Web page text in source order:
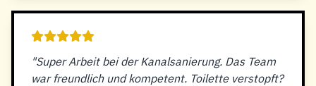
"Super Arbeit bei der Kanalsanierung. Das Team
war freundlich und kompetent. Toilette verstopft?